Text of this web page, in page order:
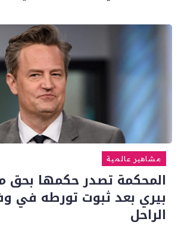
مشاهير عالمية
المحكمة تصدر حكمها بحق
بيري بعد ثبوت تورطه في
الراحل